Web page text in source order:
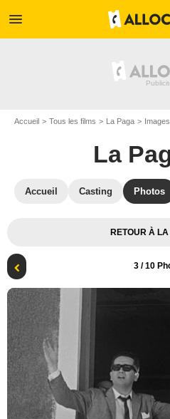
menu
Accueil Tous les films La Paga
La
Accueil Casting Photos
RETOUR À
3/ 10